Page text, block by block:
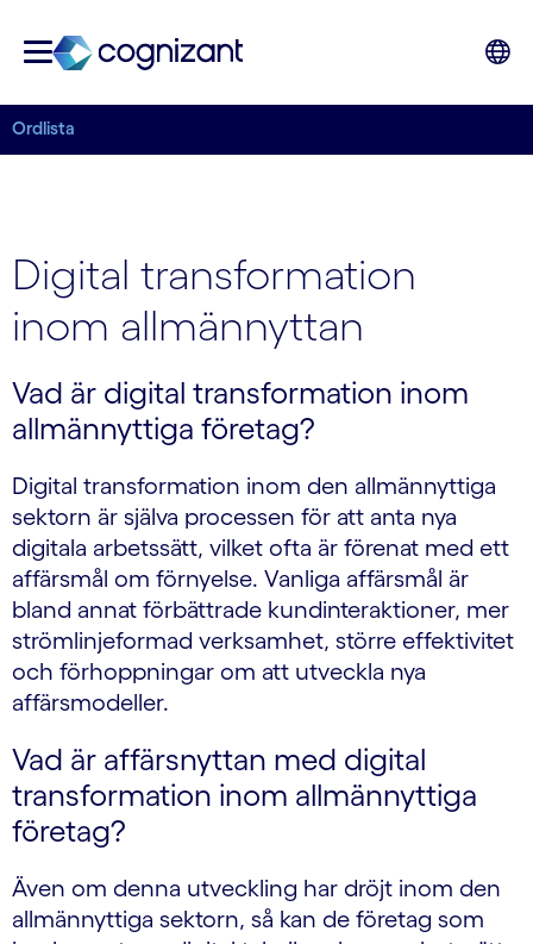
Ordlista
Digital transformation
inom allmännyttan
Vad är digital transformation inom
allmännyttiga företag?
Digital transformation inom den allmännyttiga
sektorn är själva processen för att anta nya
digitala arbetssätt, vilket ofta är förenat med ett
affärsmål om förnyelse. Vanliga affärsmål är
bland annat förbättrade kundinteraktioner, mer
strömlinjeformad verksamhet, större effektivitet
och förhoppningar om att utveckla nya
affärsmodeller.
Vad är affärsnyttan med digital
transformation inom allmännyttiga
företag?
Även om denna utveckling har dröjt inom den
allmännyttiga sektorn, så kan de företag som